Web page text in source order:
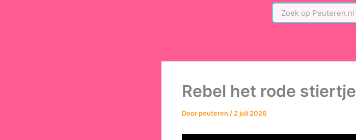
Rebel het rode stiertje
Doorpeuteren / 2 juli 2026